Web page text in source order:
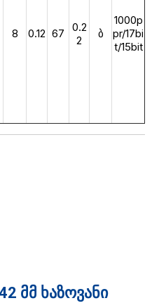
8 0.12 67
0.2
2
ბ
1000p
pr/17bi
t/15bit
მმ ხაზოვანი